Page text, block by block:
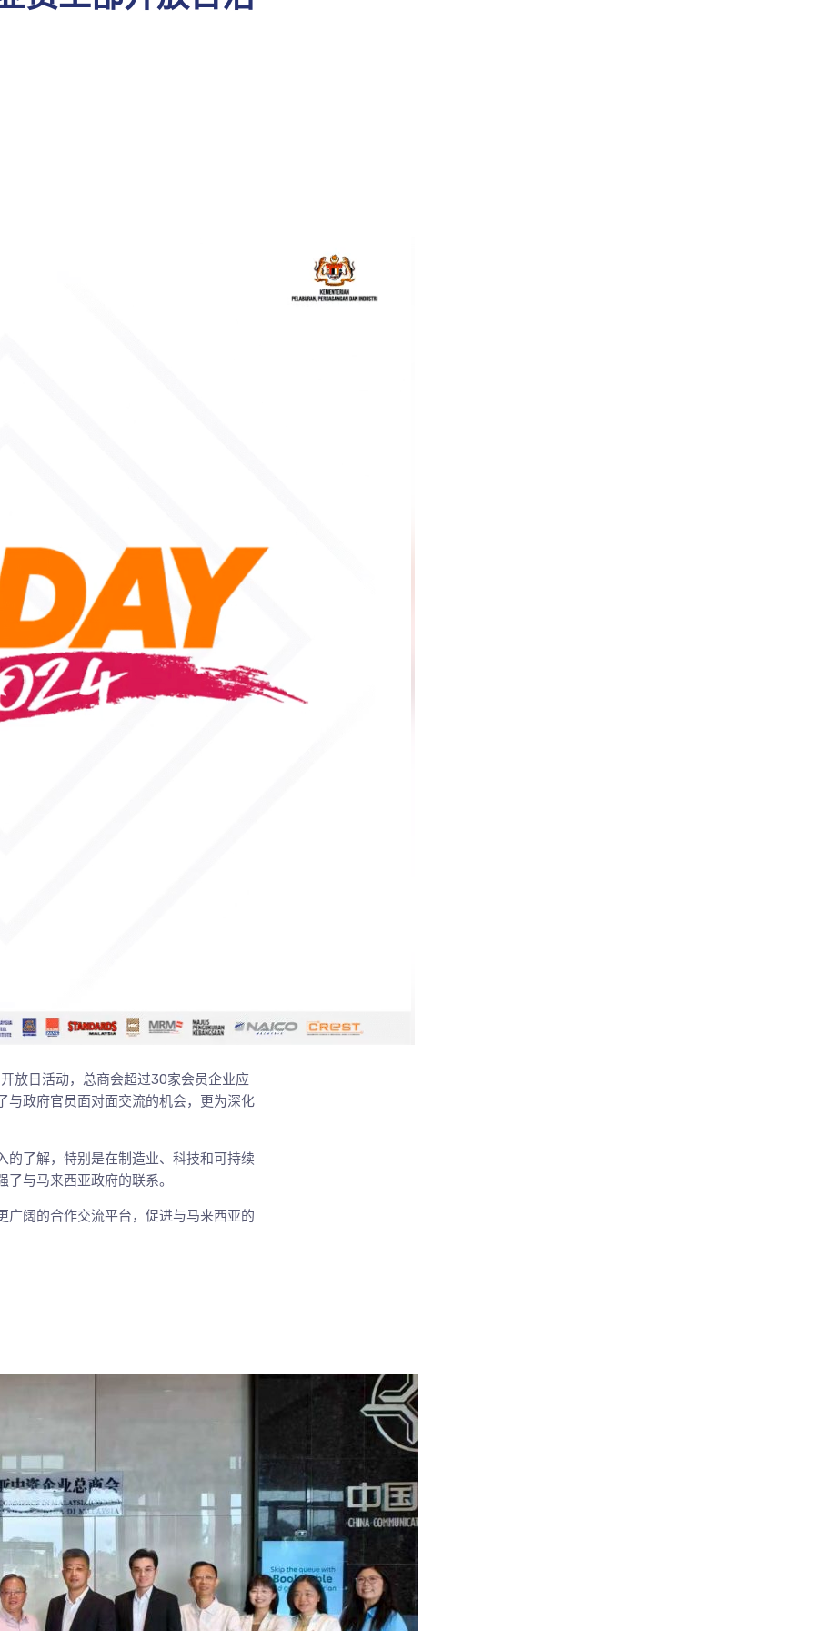
放日活动，总商会超过30家会员企业应
与政府官员面对面交流的机会，更为深化
的了解，特别是在制造业、科技和可持续
与马来西亚政府的联系。
广阔的合作交流平台，促进与马来西亚的